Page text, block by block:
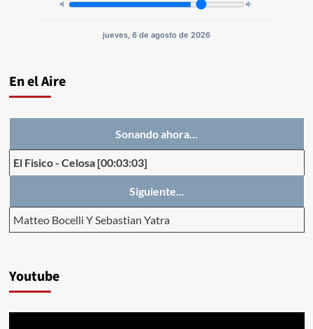
jueves, 6 de agosto de 2026
En el Aire
Sonando ahora...
El Fisico- Celosa [00:03:03]
Siguiente...
Matteo Bocelli Y Sebastian Yatra
Youtube